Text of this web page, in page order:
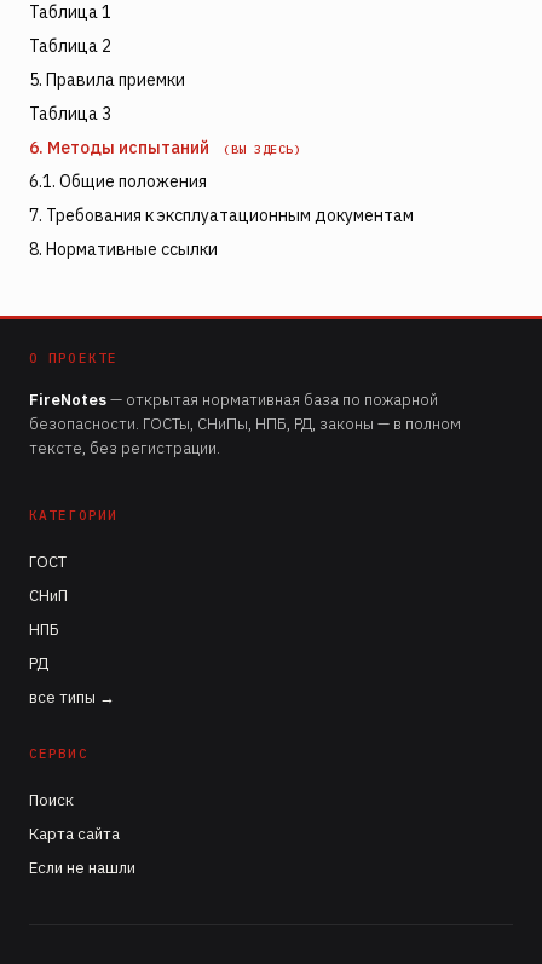
Таблица 1
Таблица 2
5. Правила приемки
Таблица 3
6. Методы испытаний
(ВЫ ЗДЕСЬ)
6.1. Общие положения
7. Требования к эксплуатационным документам
8. Нормативные ссылки
О ПРОЕКТЕ
FireNotes— открытая нормативная база по пожарной
безопасности. ГОСТы, СНиПы, НПБ, РД, законы — в полном
тексте, без регистрации.
КАТЕГОРИИ
ГОСТ
СНиП
НПБ
РД
все типы →
СЕРВИС
Поиск
Карта сайта
Если не нашли